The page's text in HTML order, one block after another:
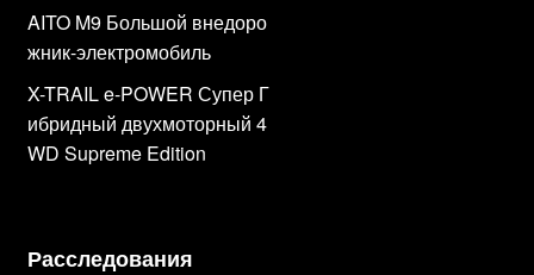
AITO M9 Большой внедоро
жник-электромобиль
X-TRAIL e-POWER Супер Г
ибридный двухмоторный 4
WD Supreme Edition
Расследования